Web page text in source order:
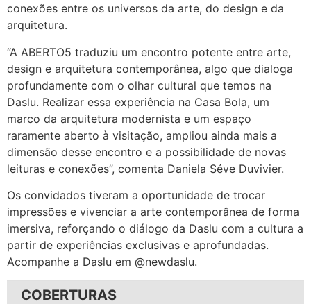
conexões entre os universos da arte, do design e da
arquitetura.
“A ABERTO5 traduziu um encontro potente entre arte,
design e arquitetura contemporânea, algo que dialoga
profundamente com o olhar cultural que temos na
Daslu. Realizar essa experiência na Casa Bola, um
marco da arquitetura modernista e um espaço
raramente aberto à visitação, ampliou ainda mais a
dimensão desse encontro e a possibilidade de novas
leituras e conexões”, comenta Daniela Séve Duvivier.
Os convidados tiveram a oportunidade de trocar
impressões e vivenciar a arte contemporânea de forma
imersiva, reforçando o diálogo da Daslu com a cultura a
partir de experiências exclusivas e aprofundadas.
Acompanhe a Daslu em @newdaslu.
COBERTURAS